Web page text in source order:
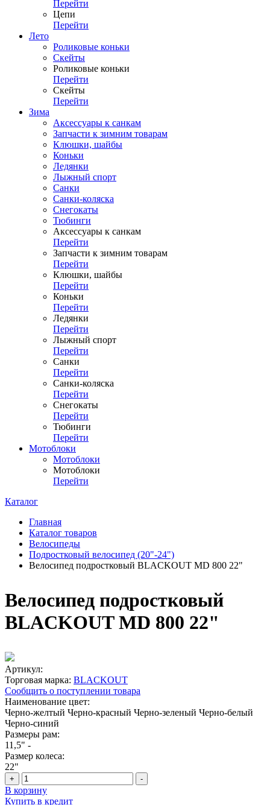
Перейти
Цепи
Перейти
Лето
Роликовые коньки
Скейты
Роликовые коньки
Перейти
Скейты
Перейти
Зима
Аксессуары к санкам
Запчасти к зимним товарам
Клюшки, шайбы
Коньки
Ледянки
Лыжный спорт
Санки
Санки-коляска
Снегокаты
Тюбинги
Аксессуары к санкам
Перейти
Запчасти к зимним товарам
Перейти
Клюшки, шайбы
Перейти
Коньки
Перейти
Ледянки
Перейти
Лыжный спорт
Перейти
Санки
Перейти
Санки-коляска
Перейти
Снегокаты
Перейти
Тюбинги
Перейти
Мотоблоки
Мотоблоки
Мотоблоки
Перейти
Каталог
Главная
Каталог товаров
Велосипеды
Подростковый велосипед (20"-24")
Велосипед подростковый BLACKOUT MD 800 22"
Велосипед подростковый
BLACKOUT MD 800 22"
Артикул:
Торговая марка: BLACKOUT
Сообщить о поступлении товара
Наименование цвет:
Черно-желтый Черно-красный Черно-зеленый Черно-белый
Черно-синий
Размеры рам:
11,5" -
Размер колеса:
22"
+ -
В корзину
Купить в кредит